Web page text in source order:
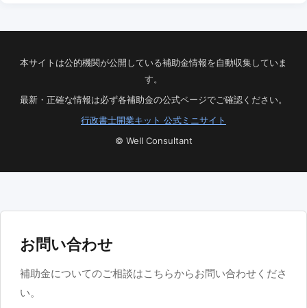
本サイトは公的機関が公開している補助金情報を自動収集していま
す。
最新・正確な情報は必ず各補助金の公式ページでご確認ください。
行政書士開業キット 公式ミニサイト
© Well Consultant
お問い合わせ
補助金についてのご相談はこちらからお問い合わせくださ
い。